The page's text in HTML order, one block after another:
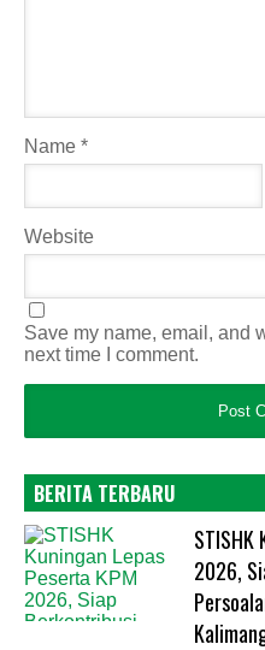
Name *
Website
Save my name, email, and
next time I comment.
BERITA TERBARU
STISHK
2026,